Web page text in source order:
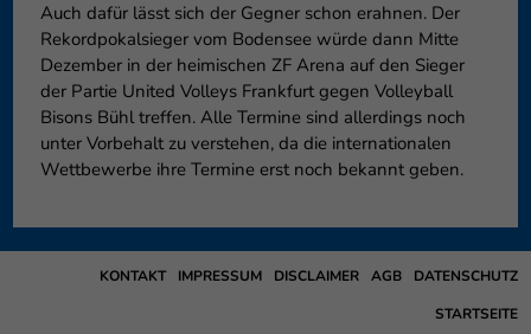
Auch dafür lässt sich der Gegner schon erahnen. Der
Rekordpokalsieger vom Bodensee würde dann Mitte
Dezember in der heimischen ZF Arena auf den Sieger
der Partie United Volleys Frankfurt gegen Volleyball
Bisons Bühl treffen. Alle Termine sind allerdings noch
unter Vorbehalt zu verstehen, da die internationalen
Wettbewerbe ihre Termine erst noch bekannt geben.
DATENSCHUTZ
AGB
DISCLAIMER
IMPRESSUM
KONTAKT
STARTSEITE